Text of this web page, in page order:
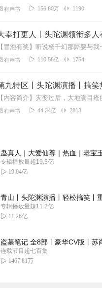
有声书 156.80万 1190
有声书 110.58亿 1754
有声书 44.34亿 2813
专辑播放量超19.3亿
19.04亿
专辑播放量超11.2亿
11.26亿
连载节目超七百集
1467.81万